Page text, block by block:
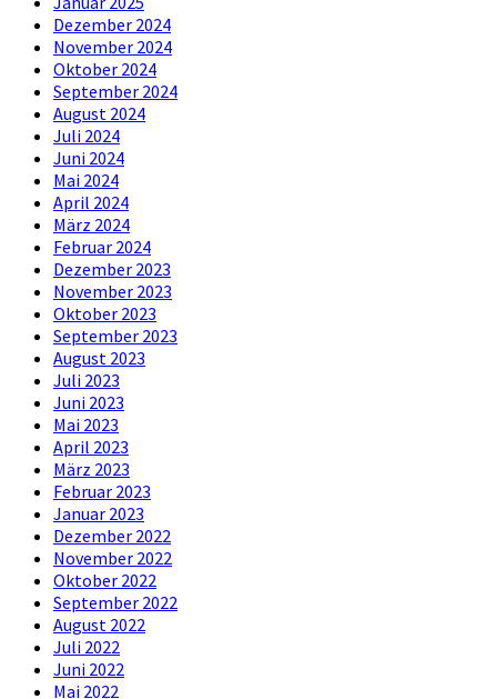
Dezember 2024
November 2024
Oktober 2024
September 2024
August 2024
Juli 2024
Juni 2024
Mai 2024
April 2024
März 2024
Februar 2024
Dezember 2023
November 2023
Oktober 2023
September 2023
August 2023
Juli 2023
Juni 2023
Mai 2023
April 2023
März 2023
Februar 2023
Januar 2023
Dezember 2022
November 2022
Oktober 2022
September 2022
August 2022
Juli 2022
Juni 2022
Mai 2022